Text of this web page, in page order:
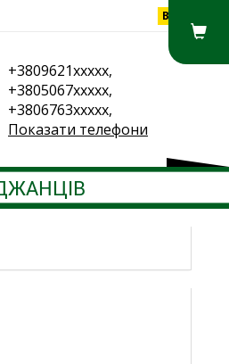
Вхід
+3809621xxxxx,
+3805067xxxxx,
+3806763xxxxx,
Показати телефони